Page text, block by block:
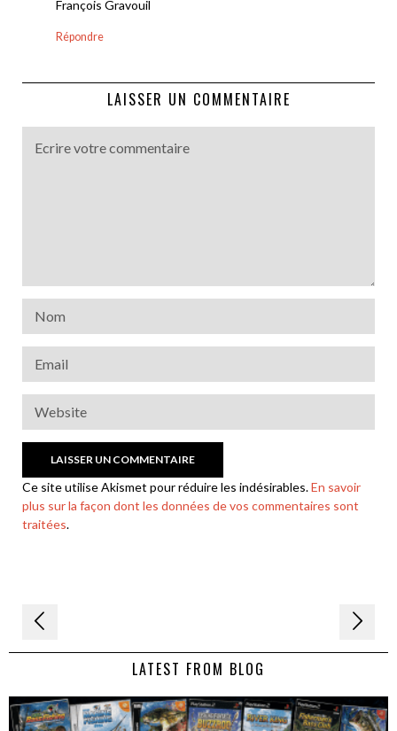
François Gravouil
Répondre
LAISSER UN COMMENTAIRE
Ce site utilise Akismet pour réduire les indésirables.En savoir
plus sur la façon dont les données de vos commentaires sont
traitées.
Navigation
de LATEST FROM BLOG